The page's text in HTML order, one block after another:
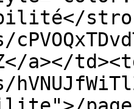
a></